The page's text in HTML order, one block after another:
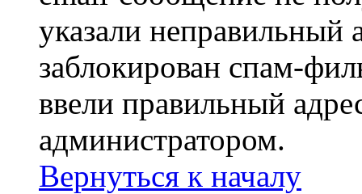
указали неправильный
заблокирован спам-
ввели правильный
администратором.
Вернуться к началу